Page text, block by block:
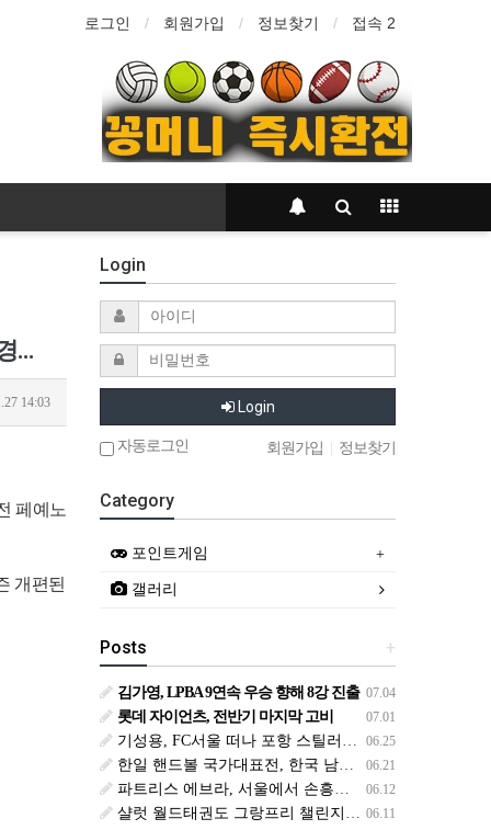
로그인 회원가입 정보찾기 접속 2
손흥민한테 당한 맨시티, 황인범도 못 꺾었다…‘3-0 → 3-3’ UCL서 페예노르트와 무승부, 6경기 무승
14:03
페예노
개편된
Login
Login
자동로그인 회원가입 정보찾기
Category
포인트게임
갤러리
+
Posts
07.04
김가영, LPBA 9연속 우승 향해 8강 진출
07.01
롯데 자이언츠, 전반기 마지막 고비
06.25
기성용, FC서울 떠나 포항 스틸러스로 이적
06.21
한일 핸드볼 국가대표전, 한국 남녀 대표팀 동반 승리
06.12
파트리스 에브라, 서울에서 손흥민 응원과 떡볶이 인증
06.11
샬럿 월드태권도 그랑프리 챌린지, 서건우와 배준서 출격